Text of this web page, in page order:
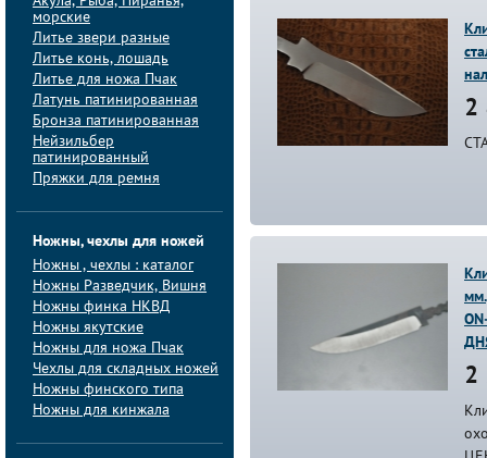
морские
Литье звери разные
Литье конь, лошадь
Литье для ножа Пчак
Латунь патинированная
Бронза патинированная
Нейзильбер
патинированный
Пряжки для ремня
Ножны, чехлы для ножей
Ножны , чехлы : каталог
Ножны Разведчик, Вишня
Ножны финка НКВД
Ножны якутские
Ножны для ножа Пчак
Чехлы для складных ножей
Ножны финского типа
Ножны для кинжала
2
2